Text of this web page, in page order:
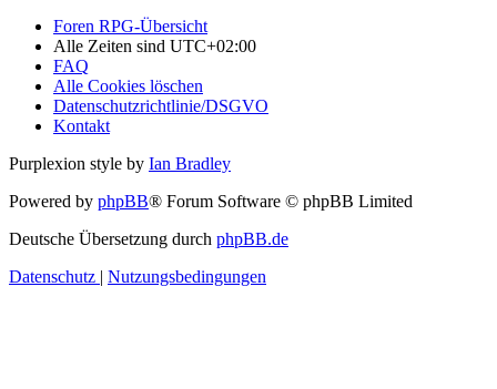
Foren RPG-Übersicht
Alle Zeiten sind UTC+02:00
FAQ
Alle Cookies löschen
Datenschutzrichtlinie/DSGVO
Kontakt
Purplexion style by Ian Bradley
Powered by phpBB® Forum Software © phpBB Limited
Deutsche Übersetzung durch phpBB.de
Datenschutz | Nutzungsbedingungen